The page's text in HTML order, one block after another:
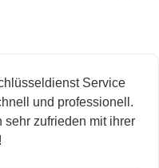
Service
und professionell.
zufrieden mit ihrer